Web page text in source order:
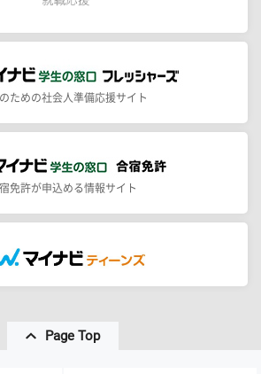
ための社会人準備応援サイト
免許が申込める情報サイト
Page Top